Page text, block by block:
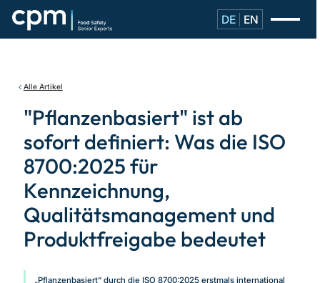
DE EN
Alle Artikel
"Pflanzenbasiert" ist ab
sofort definiert: Was die ISO
8700:2025 für
Kennzeichnung,
Qualitätsmanagement und
Produktfreigabe bedeutet
„Pflanzenbasiert“ durch die ISO 8700:2025 erstmals international